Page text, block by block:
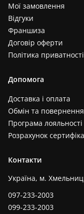
Мої замовлення
Відгуки
Франшиза
Договір оферти
Політика приватності
Допомога
Доставка і оплата
Обмін та
Програма лояльності
Розрахунок
Контакти
Україна, м.
097-233-2003
099-233-2003